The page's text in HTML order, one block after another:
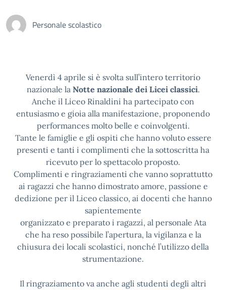
Personale scolastico
Venerdì 4 aprile si è svolta sull’intero territorio
nazionale la Notte nazionale dei Licei classici.
Anche il Liceo Rinaldini ha partecipato con
entusiasmo e gioia alla manifestazione, proponendo
performances molto belle e coinvolgenti.
Tante le famiglie e gli ospiti che hanno voluto essere
presenti e tanti i complimenti che la sottoscritta ha
ricevuto per lo spettacolo proposto.
Complimenti e ringraziamenti che vanno soprattutto
ai ragazzi che hanno dimostrato amore, passione e
dedizione per il Liceo classico, ai docenti che hanno
sapientemente
organizzato e preparato i ragazzi, al personale Ata
che ha reso possibile l’apertura, la vigilanza e la
chiusura dei locali scolastici, nonché l’utilizzo della
strumentazione.
Il ringraziamento va anche agli studenti degli altri